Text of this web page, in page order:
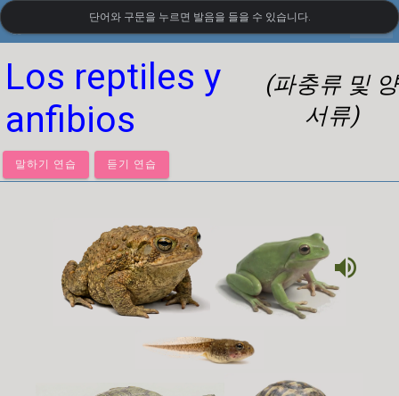
LanguageGuide.org•멕시코 스페인어 시각 어휘
Los reptiles y
anfibios
(파충류 및 양
서류)
말하기 연습 듣기 연습
단어와 구문을 누르면 발음을 들을 수 있습니다.
volume_up